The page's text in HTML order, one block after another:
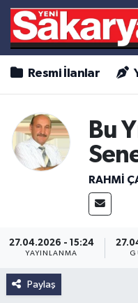
Resmi İlanlar
Bu
RAHMİ
27.04.2026 - 15:24
YAYINLANMA
Paylaş